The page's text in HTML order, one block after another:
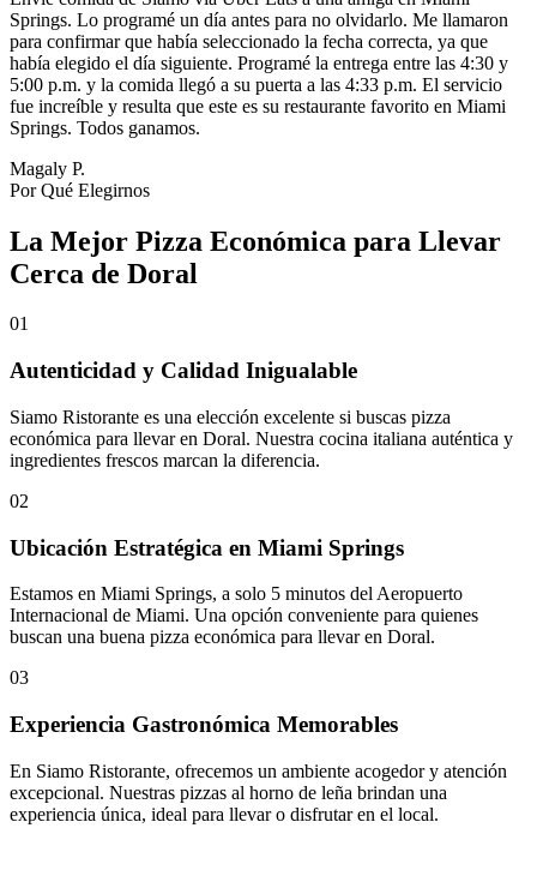
Springs. Lo programé un día antes para no olvidarlo. Me llamaron
para confirmar que había seleccionado la fecha correcta, ya que
había elegido el día siguiente. Programé la entrega entre las 4:30 y
5:00 p.m. y la comida llegó a su puerta a las 4:33 p.m. El servicio
fue increíble y resulta que este es su restaurante favorito en Miami
Springs. Todos ganamos.
Magaly P.
Por Qué Elegirnos
La Mejor Pizza Económica para Llevar
Cerca de Doral
01
Autenticidad y Calidad Inigualable
Siamo Ristorante es una elección excelente si buscas pizza
económica para llevar en Doral. Nuestra cocina italiana auténtica y
ingredientes frescos marcan la diferencia.
02
Ubicación Estratégica en Miami Springs
Estamos en Miami Springs, a solo 5 minutos del Aeropuerto
Internacional de Miami. Una opción conveniente para quienes
buscan una buena pizza económica para llevar en Doral.
03
Experiencia Gastronómica Memorables
En Siamo Ristorante, ofrecemos un ambiente acogedor y atención
excepcional. Nuestras pizzas al horno de leña brindan una
experiencia única, ideal para llevar o disfrutar en el local.